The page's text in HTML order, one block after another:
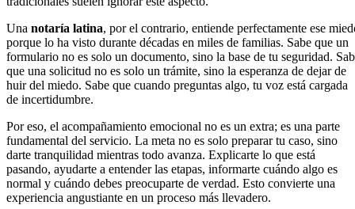
Una notaría latina, por el contrario, entiende perfectamente ese
porque lo ha visto durante décadas en miles de familias. Sabe que un
formulario no es solo un documento, sino la base de tu seguridad.
que una solicitud no es solo un trámite, sino la esperanza de dejar de
huir del miedo. Sabe que cuando preguntas algo, tu voz está cargada
de incertidumbre.
Por eso, el acompañamiento emocional no es un extra; es una parte
fundamental del servicio. La meta no es solo preparar tu caso, sino
darte tranquilidad mientras todo avanza. Explicarte lo que está
pasando, ayudarte a entender las etapas, informarte cuándo algo es
normal y cuándo debes preocuparte de verdad. Esto convierte una
experiencia angustiante en un proceso más llevadero.